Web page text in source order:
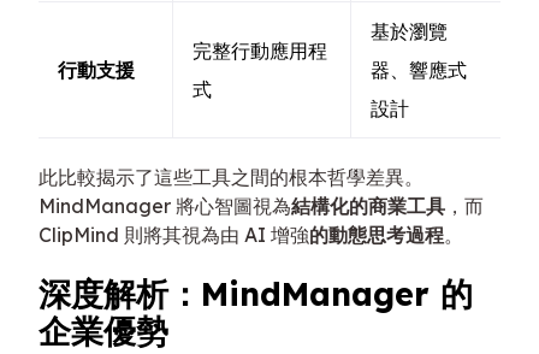
行動支援
完整行動應用程
式
基於瀏覽
器、響應式
設計
此比較揭示了這些工具之間的根本哲學差異。
MindManager 將心智圖視為結構化的商業工具 ，而
ClipMind 則將其視為由 AI 增強的動態思考過程。
深度解析：MindManager 的
企業優勢